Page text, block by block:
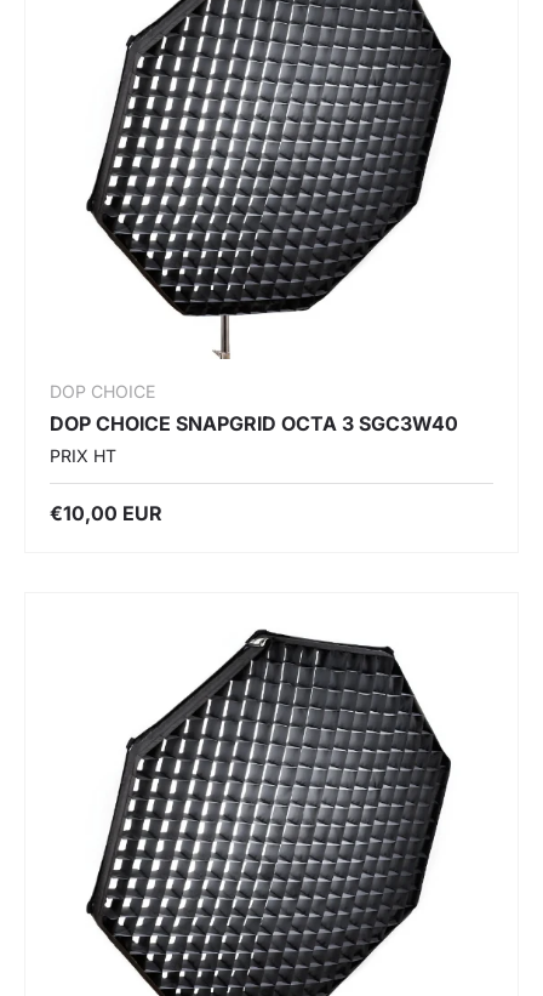
DOP CHOICE
DOP CHOICE SNAPGRID OCTA 3 SGC3W40
PRIX HT
€10,00 EUR